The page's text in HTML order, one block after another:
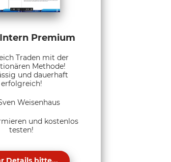
Premium
Traden mit der
Methode!
und dauerhaft
erfolgreich!
Weisenhaus
und kostenlos
testen!